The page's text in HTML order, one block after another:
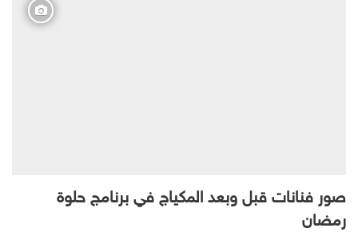
صور فنانات قبل وبعد المكياج في برنامج حلوة
رمضان